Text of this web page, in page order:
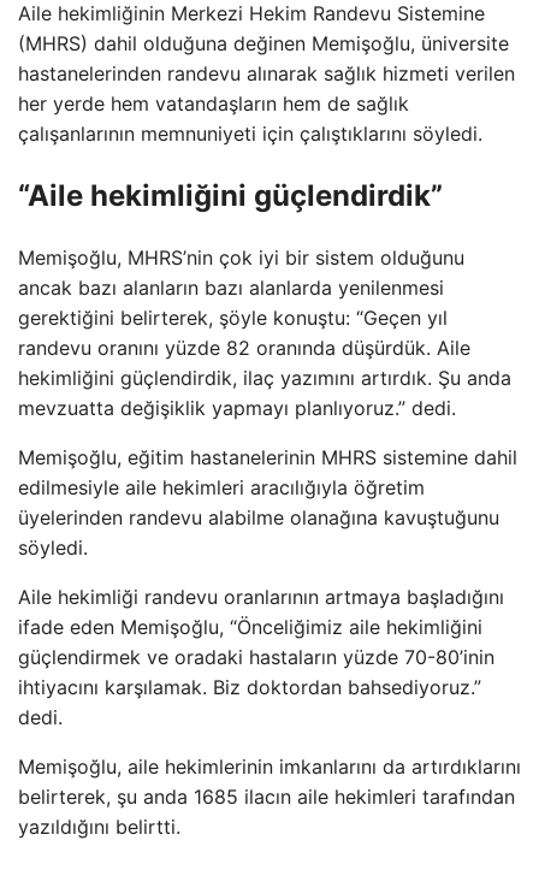
Aile hekimliğinin Merkezi Hekim Randevu Sistemine
(MHRS) dahil olduğuna değinen Memişoğlu, üniversite
hastanelerinden randevu alınarak sağlık hizmeti verilen
her yerde hem vatandaşların hem de sağlık
çalışanlarının memnuniyeti için çalıştıklarını söyledi.
“Aile hekimliğini güçlendirdik”
Memişoğlu, MHRS’nin çok iyi bir sistem olduğunu
ancak bazı alanların bazı alanlarda yenilenmesi
gerektiğini belirterek, şöyle konuştu: “Geçen yıl
randevu oranını yüzde 82 oranında düşürdük. Aile
hekimliğini güçlendirdik, ilaç yazımını artırdık. Şu anda
mevzuatta değişiklik yapmayı planlıyoruz.” dedi.
Memişoğlu, eğitim hastanelerinin MHRS sistemine dahil
edilmesiyle aile hekimleri aracılığıyla öğretim
üyelerinden randevu alabilme olanağına kavuştuğunu
söyledi.
Aile hekimliği randevu oranlarının artmaya başladığını
ifade eden Memişoğlu, “Önceliğimiz aile hekimliğini
güçlendirmek ve oradaki hastaların yüzde 70-80’inin
ihtiyacını karşılamak. Biz doktordan bahsediyoruz.”
dedi.
Memişoğlu, aile hekimlerinin imkanlarını da artırdıklarını
belirterek, şu anda 1685 ilacın aile hekimleri tarafından
yazıldığını belirtti.